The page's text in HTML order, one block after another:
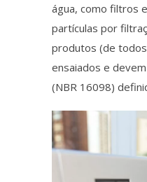
água, como filtros
partículas por
produtos (de
ensaiados e
(NBR 16098)